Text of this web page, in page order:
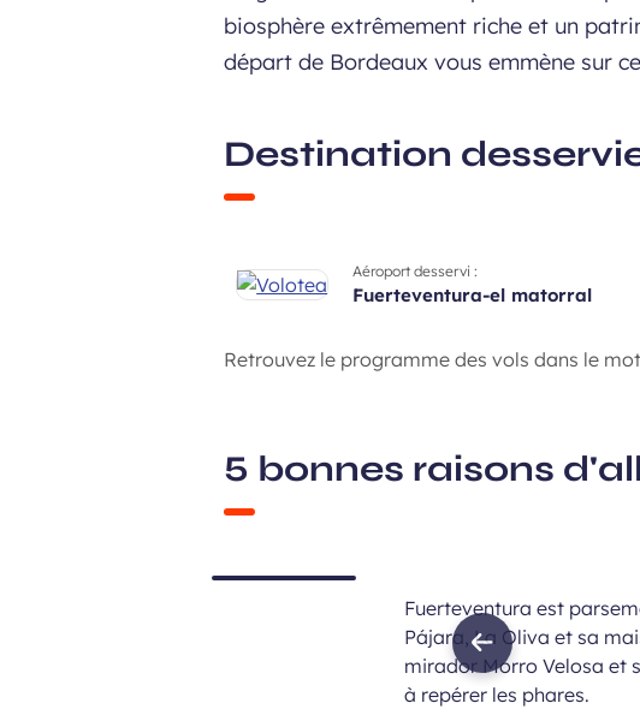
biosphère extrêmement riche et un
départ de Bordeaux vous emmène sur
Destination
Aéroport desservi :
fuerteventura-el matorral
Retrouvez le programme des vols dans le
5 bonnes raisons
Fuerteventura est
Pájara, La Oliva et sa
mirador Morro Velosa et
à repérer les phares.
Previous
image